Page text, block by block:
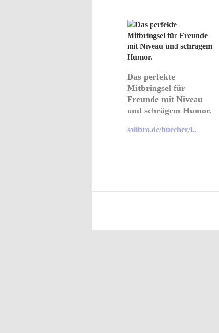
Das perfekte
Mitbringsel für
Freunde mit Niveau
und schrägem Humor.
solibro.de/buecher/l..